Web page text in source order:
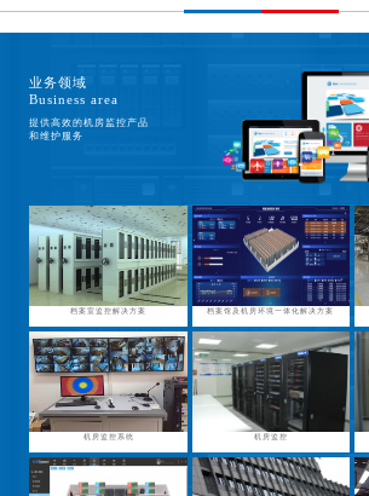
业务领域
Business area
提供高效的机房监控产品
和维护服务
档案室监控解决方案 档案馆及机房环境一体化解决方案
机房监控系统 机房监控